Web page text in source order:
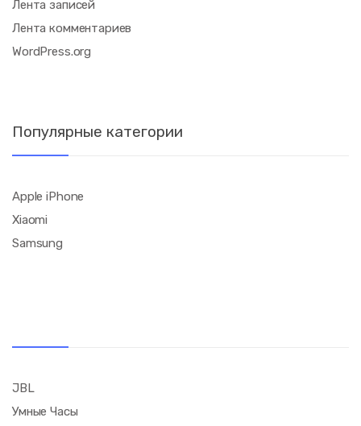
Лента записей
Лента комментариев
WordPress.org
Популярные категории
Apple iPhone
Xiaomi
Samsung
JBL
Умные Часы